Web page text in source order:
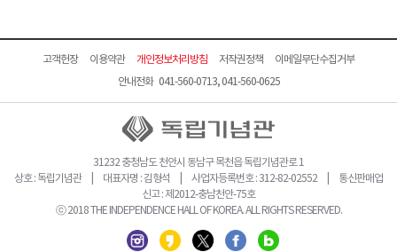
고객헌장 이용약관 개인정보처리방침 저작권정책
이메일무단수집거부
안내전화 041-560-0713, 041-560-0625
31232 충청남도 천안시 동남구 목천읍 독립기념관로 1
상호 : 독립기념관 | 대표자명 : 김형석 | 사업자등록번호 : 312-82-02552 | 통신판매업
신고 : 제2012-충남천안-75호
ⓒ 2018 THE INDEPENDENCE HALL OF KOREA. ALL RIGHTS RESERVED.